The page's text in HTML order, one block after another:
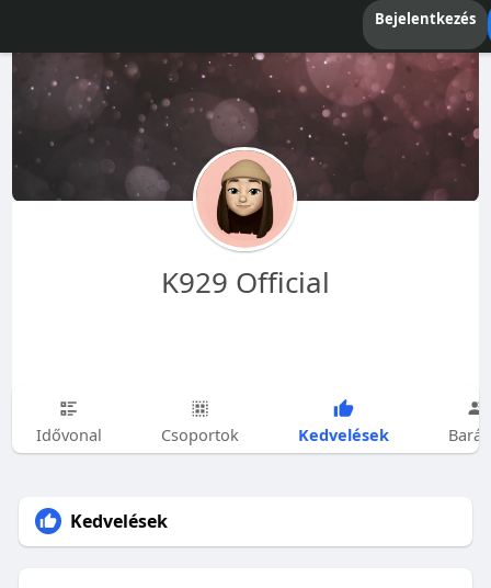
Bejelentkezés
K929 Official
Idővonal Csoportok Kedvelések
Kedvelések